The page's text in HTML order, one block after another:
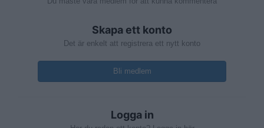
Skapa ett konto
Det är enkelt att registrera ett nytt konto
Bli medlem
Logga in